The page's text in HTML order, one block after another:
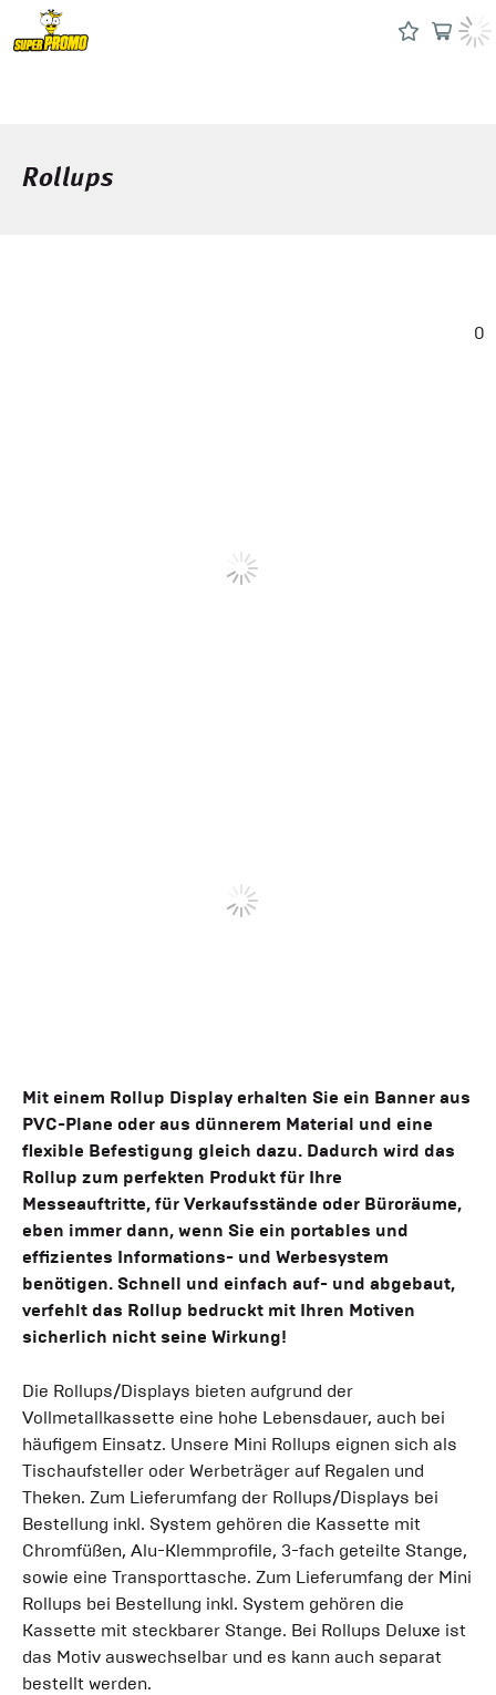
Rollups
0
Mit einem Rollup Display erhalten Sie ein Banner aus
PVC-Plane oder aus dünnerem Material und eine
flexible Befestigung gleich dazu. Dadurch wird das
Rollup zum perfekten Produkt für Ihre
Messeauftritte, für Verkaufsstände oder Büroräume,
eben immer dann, wenn Sie ein portables und
effizientes Informations- und Werbesystem
benötigen. Schnell und einfach auf- und abgebaut,
verfehlt das Rollup bedruckt mit Ihren Motiven
sicherlich nicht seine Wirkung!
Die Rollups/Displays bieten aufgrund der
Vollmetallkassette eine hohe Lebensdauer, auch bei
häufigem Einsatz. Unsere Mini Rollups eignen sich als
Tischaufsteller oder Werbeträger auf Regalen und
Theken. Zum Lieferumfang der Rollups/Displays bei
Bestellung inkl. System gehören die Kassette mit
Chromfüßen, Alu-Klemmprofile, 3-fach geteilte Stange,
sowie eine Transporttasche. Zum Lieferumfang der Mini
Rollups bei Bestellung inkl. System gehören die
Kassette mit steckbarer Stange. Bei Rollups Deluxe ist
das Motiv auswechselbar und es kann auch separat
bestellt werden.